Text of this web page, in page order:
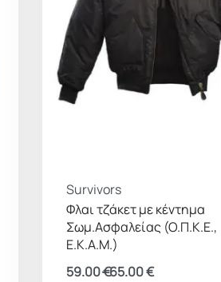
Survivors
Φλαι τζάκετ με κέντημα
Σωμ.Ασφαλείας (Ο.Π.Κ.Ε.,
Ε.Κ.Α.Μ.)
59.00€65.00€